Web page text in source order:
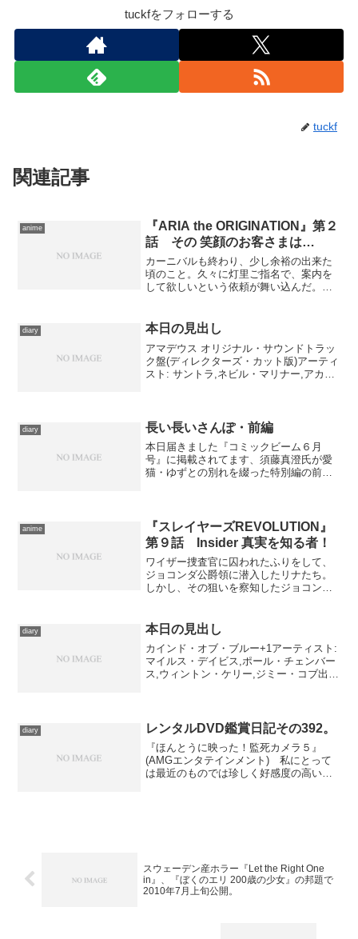
tuckfをフォローする
tuckf
関連記事
anime
『ARIA the ORIGINATION』第２
話 その 笑顔のお客さまは…
カーニバルも終わり、少し余裕の出来た
頃のこと。久々に灯里ご指名で、案内を
して欲しいという依頼が舞い込んだ。張
戦々恐々としつつもその日は訪れ、灯里
はそのお客――アマランタに請...
diary 本日の見出し
アマデウス オリジナル・サウンドトラッ
ク盤(ディレクターズ・カット版)アーティ
スト: サントラ,ネビル・マリナー,アカデ
diary 長い長いさんぽ・前編
本日届きました『コミックビーム６月
号』に掲載されてます、須藤真澄氏が愛
猫・ゆずとの別れを綴った特別編の前編
二度ほど経験しており、それ...
anime
『スレイヤーズREVOLUTION』
第９話 Insider 真実を知る者！
ワイザー捜査官に囚われたふりをして、
ジョコンダ公爵領に潜入したリナたち。
しかし、その狙いを察知したジョコンダ
した。そして、そんなワイザーをゼロス
は罠に駆けて奈落へと突き落...
diary 本日の見出し
カインド・オブ・ブルー+1アーティスト:
マイルス・デイビス,ポール・チェンバー
ス,ウィントン・ケリー,ジミー・コブ出版
diary レンタルDVD鑑賞日記その392。
『ほんとうに映った！監死カメラ５』
(AMGエンタテインメント) 私にとって
は最近のものでは珍しく好感度の高いシ
スウェーデン産ホラー『Let the Right One
in』、『ぼくのエリ 200歳の少女』の邦題で
2010年7月上旬公開。